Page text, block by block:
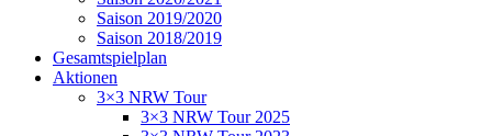
Saison 2019/2020
Saison 2018/2019
Gesamtspielplan
Aktionen
3×3 NRW Tour
3×3 NRW Tour 2025